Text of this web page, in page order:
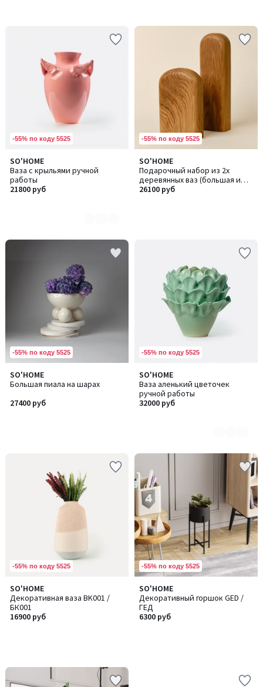
-55% по коду 5525
SO'HOME
Ваза с крыльями ручной
работы
21800 руб
Количество
цветов:
2
-55% по коду 5525
SO'HOME
Подарочный набор из 2х
деревянных ваз (большая и
малая)
26100 руб
-55% по коду 5525
SO'HOME
Большая пиала на шарах
27400 руб
-55% по коду 5525
SO'HOME
Ваза аленький цветочек
ручной работы
32000 руб
Количество
цветов:
2
-55% по коду 5525
SO'HOME
Декоративная ваза BK001 /
БК001
16900 руб
-55% по коду 5525
SO'HOME
Декоративный горшок GED /
ГЕД
6300 руб